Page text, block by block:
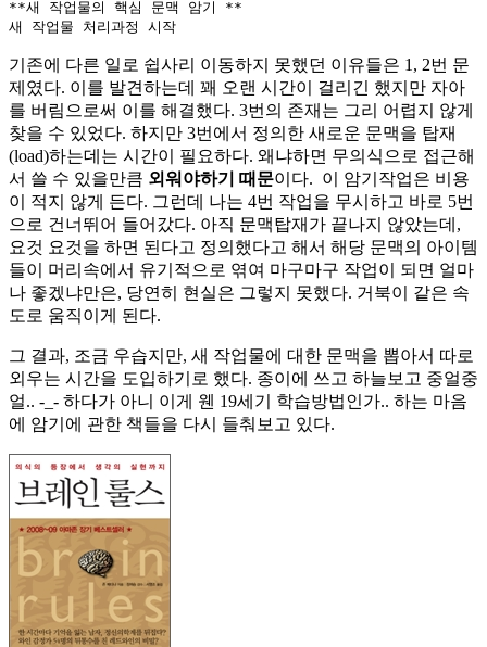
**새 작업물의 핵심 문맥 암기 **
기존에 다른 일로 쉽사리 이동하지 못했던 이유들은 1, 2번 문
제였다. 이를 발견하는데 꽤 오랜 시간이 걸리긴 했지만 자아
를 버림으로써 이를 해결했다. 3번의 존재는 그리 어렵지 않게
찾을 수 있었다. 하지만 3번에서 정의한 새로운 문맥을 탑재
(load)하는데는 시간이 필요하다. 왜냐하면 무의식으로 접근해
서 쓸 수 있을만큼 외워야하기 때문이다. 이 암기작업은 비용
이 적지 않게 든다. 그런데 나는 4번 작업을 무시하고 바로 5번
으로 건너뛰어 들어갔다. 아직 문맥탑재가 끝나지 않았는데,
요것 요것을 하면 된다고 정의했다고 해서 해당 문맥의 아이템
들이 머리속에서 유기적으로 엮여 마구마구 작업이 되면 얼마
나 좋겠냐만은, 당연히 현실은 그렇지 못했다. 거북이 같은 속
도로 움직이게 된다.
그 결과, 조금 우습지만, 새 작업물에 대한 문맥을 뽑아서 따로
외우는 시간을 도입하기로 했다. 종이에 쓰고 하늘보고 중얼중
얼.. -_- 하다가 아니 이게 웬 19세기 학습방법인가.. 하는 마음
에 암기에 관한 책들을 다시 들춰보고 있다.